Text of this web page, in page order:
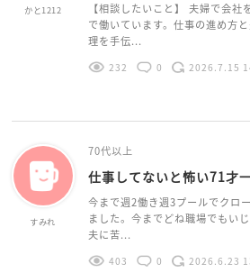
かと1212
【相談したいこと】 夫婦で会
で働いています。仕事の進め方
理を手伝...
232 0 2026.7.15
すみれ
70代以上
仕事してないと怖い71才
今まで週2働き週3プールでクロ
ました。今までどね職場でもい
夫に苦...
403 0 2026.6.23